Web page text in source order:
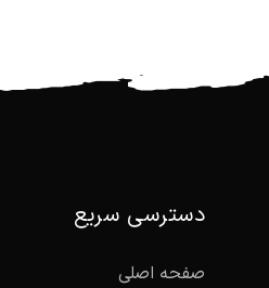
دسترسی سریع
صفحه اصلی